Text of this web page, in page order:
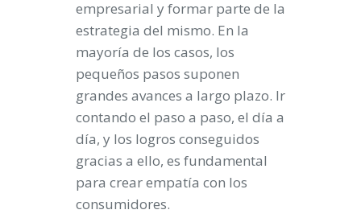
empresarial y formar parte de la
estrategia del mismo. En la
mayoría de los casos, los
pequeños pasos suponen
grandes avances a largo plazo. Ir
contando el paso a paso, el día a
día, y los logros conseguidos
gracias a ello, es fundamental
para crear empatía con los
consumidores.